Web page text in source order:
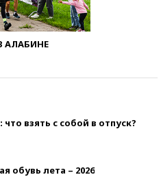
АЛАБИНЕ
взять с собой в отпуск?
обувь лета – 2026